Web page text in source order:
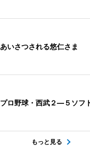
あいさつされる悠仁さま
プロ野球・西武２―５ソフ
もっと見る